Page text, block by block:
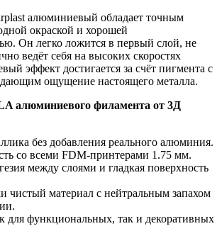
алюминиевый обладает точным
окраской и хорошей
Он легко ложится в первый слой, не
ведёт себя на высоких скоростях
эффект достигается за счёт пигмента с
ощущение настоящего металла.
алюминиевого филамента от 3Д
без добавления реального алюминия.
со всеми FDM-принтерами 1.75 мм.
между слоями и гладкая поверхность
чистый материал с нейтральным запахом
для функциональных, так и декоративных